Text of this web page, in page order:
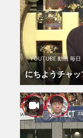
YOUTUBE 動画 毎日
にちようチャ